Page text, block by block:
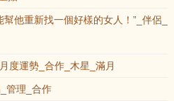
他重新找一個好樣的女人！”_伴侶_
度運勢_合作_木星_滿月
管理_合作